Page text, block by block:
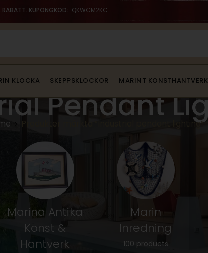
RABATT. KUPONGKOD: QKWCM2KC
KLOCKA SKEPPSKLOCKOR MARINT KONSTHANTVERK
Pendant
Produkter märkta ”Industrial pendant lighting”
Marina Antika
Konst &
Hantverk
Marin
Inredning
100 products